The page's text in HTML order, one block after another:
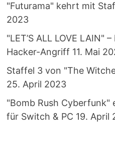
"Futurama" kehrt mit
2023
"LET’S ALL LOVE LAIN"
Hacker-Angriff 11. Mai
Staffel 3 von "The
25. April 2023
"Bomb Rush Cyberfunk"
für Switch & PC 19. April